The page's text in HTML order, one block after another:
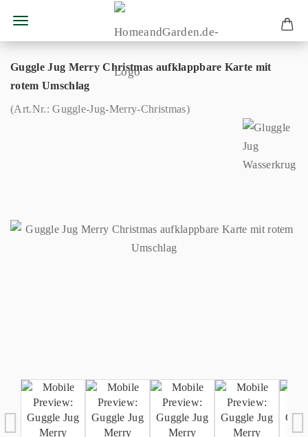
Guggle Jug Merry Christmas aufklappbare Karte mit
rotem Umschlag
(Art.Nr.:Guggle-Jug-Merry-Christmas)